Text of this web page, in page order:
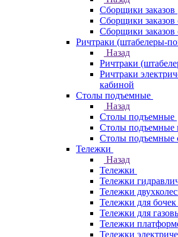
Сборщики заказов
Сборщики заказов
Сборщики заказов
Ричтраки (штабелеры-
Назад
Ричтраки
Ричтраки
кабиной
Столы подъемные
Назад
Столы подъемные
Столы подъемные
Столы подъемные
Тележки
Назад
Тележки
Тележки
Тележки
Тележки для
Тележки для
Тележки
Тележки